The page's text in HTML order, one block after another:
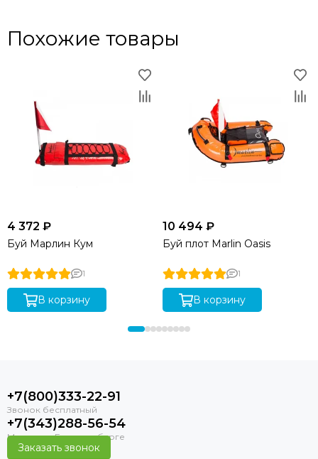
Похожие товары
4 372 ₽
Буй Марлин Кум
1
В корзину
10 494 ₽
Буй плот Marlin Oasis
1
В корзину
+7(800)333-22-91
+7(343)288-56-54
Заказать звонок